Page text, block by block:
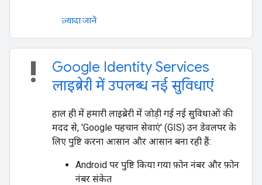
ज़्यादा जानें
priority_high
Google Identity Services
लाइब्रेरी में उपलब्ध नई सुविधाएं
हाल ही में हमारी लाइब्रेरी में जोड़ी गई नई सुविधाओं की
मदद से, 'Google पहचान सेवाएं' (GIS) उन डेवलपर के
लिए पुष्टि करना आसान और आसान बना रही हैं:
Android पर पुष्टि किया गया फ़ोन नंबर और फ़ोन
नंबर संकेत